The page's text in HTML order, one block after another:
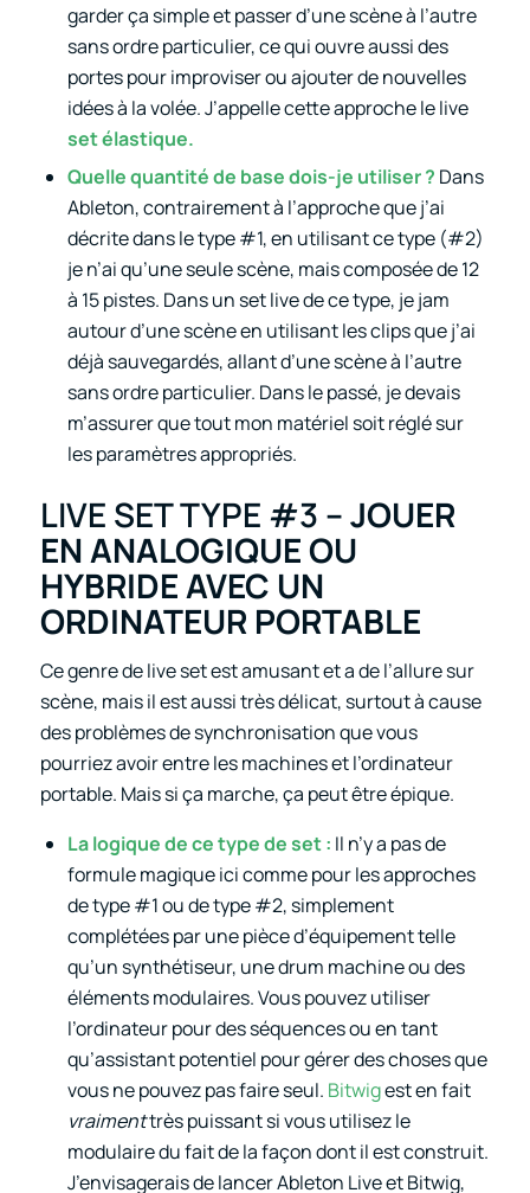
garder ça simple et passer d’une scène à l’autre
sans ordre particulier, ce qui ouvre aussi des
portes pour improviser ou ajouter de nouvelles
idées à la volée. J’appelle cette approche le live
set élastique.
Quelle quantité de base dois-je utiliser ? Dans
Ableton, contrairement à l’approche que j’ai
décrite dans le type #1, en utilisant ce type (#2)
je n’ai qu’une seule scène, mais composée de 12
à 15 pistes. Dans un set live de ce type, je jam
autour d’une scène en utilisant les clips que j’ai
déjà sauvegardés, allant d’une scène à l’autre
sans ordre particulier. Dans le passé, je devais
m’assurer que tout mon matériel soit réglé sur
les paramètres appropriés.
LIVE SET TYPE #3 – JOUER
EN ANALOGIQUE OU
HYBRIDE AVEC UN
ORDINATEUR PORTABLE
Ce genre de live set est amusant et a de l’allure sur
scène, mais il est aussi très délicat, surtout à cause
des problèmes de synchronisation que vous
pourriez avoir entre les machines et l’ordinateur
portable. Mais si ça marche, ça peut être épique.
La logique de ce type de set : Il n’y a pas de
formule magique ici comme pour les approches
de type #1 ou de type #2, simplement
complétées par une pièce d’équipement telle
qu’un synthétiseur, une drum machine ou des
éléments modulaires. Vous pouvez utiliser
l’ordinateur pour des séquences ou en tant
qu’assistant potentiel pour gérer des choses que
vous ne pouvez pas faire seul. Bitwigest en fait
vraimenttrès puissant si vous utilisez le
modulaire du fait de la façon dont il est construit.
J’envisagerais de lancer Ableton Live et Bitwig,